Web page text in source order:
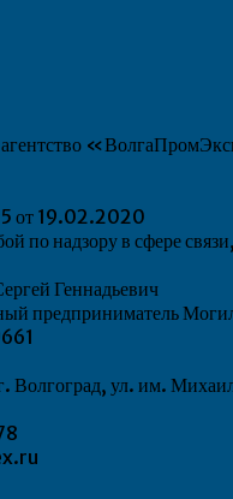
от 19.02.2020
по надзору в сфере
Геннадьевич
предприниматель
Волгоград, ул. им.